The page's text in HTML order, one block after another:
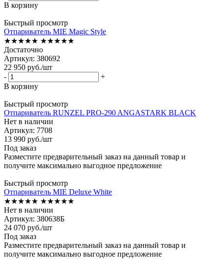
В корзину
Быстрый просмотр
Отпариватель MIE Magic Style
★★★★★ ★★★★★
Достаточно
Артикул: 380692
22 950 руб./шт
-
+
В корзину
Быстрый просмотр
Отпариватель RUNZEL PRO-290 ANGASTARK BLACK
Нет в наличии
Артикул: 7708
13 990 руб./шт
Под заказ
Разместите предварительный заказ на данный товар и
получите максимально выгодное предложение
Быстрый просмотр
Отпариватель MIE Deluxe White
★★★★★ ★★★★★
Нет в наличии
Артикул: 380638Б
24 070 руб./шт
Под заказ
Разместите предварительный заказ на данный товар и
получите максимально выгодное предложение